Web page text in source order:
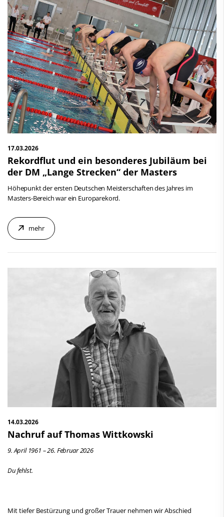
17.03.2026
Rekordflut und ein besonderes Jubiläum bei
der DM „Lange Strecken“ der Masters
Höhepunkt der ersten Deutschen Meisterschaften des Jahres im
Masters-Bereich war ein Europarekord.
mehr
14.03.2026
Nachruf auf Thomas Wittkowski
9. April 1961 – 26. Februar 2026
Du fehlst.
Mit tiefer Bestürzung und großer Trauer nehmen wir Abschied